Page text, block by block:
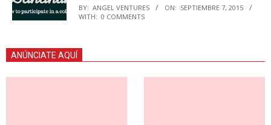
BY: ANGEL VENTURES ON: SEPTIEMBRE 7, 2015
WITH: 0 COMMENTS
ANÚNCIATE AQUÍ